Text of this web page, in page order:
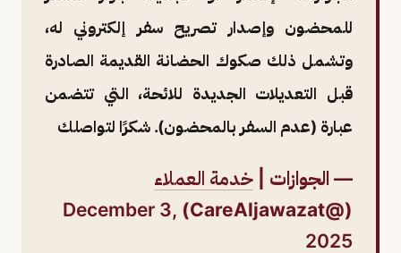
للمحضون وإصدار تصريح سفر إلكتروني له،
وتشمل ذلك صكوك الحضانة القديمة الصادرة
قبل التعديلات الجديدة للائحة، التي تتضمن
عبارة (عدم السفر بالمحضون). شكرًا لتواصلك
— الجوازات | خدمة العملاء
(@CareAljawazat)
December 3,
2025